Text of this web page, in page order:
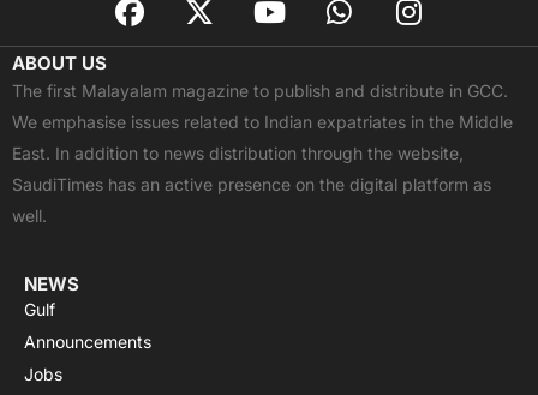
a
c
e
b
o
o
k
-
t
w
i
t
t
e
o
u
t
u
b
e
h
a
t
s
a
p
p
n
s
t
a
g
r
a
ABOUT US
The first Malayalam magazine to publish and distribute in GCC.
We emphasise issues related to Indian expatriates in the Middle
East. In addition to news distribution through the website,
SaudiTimes has an active presence on the digital platform as
well.
NEWS
Gulf
Announcements
Jobs